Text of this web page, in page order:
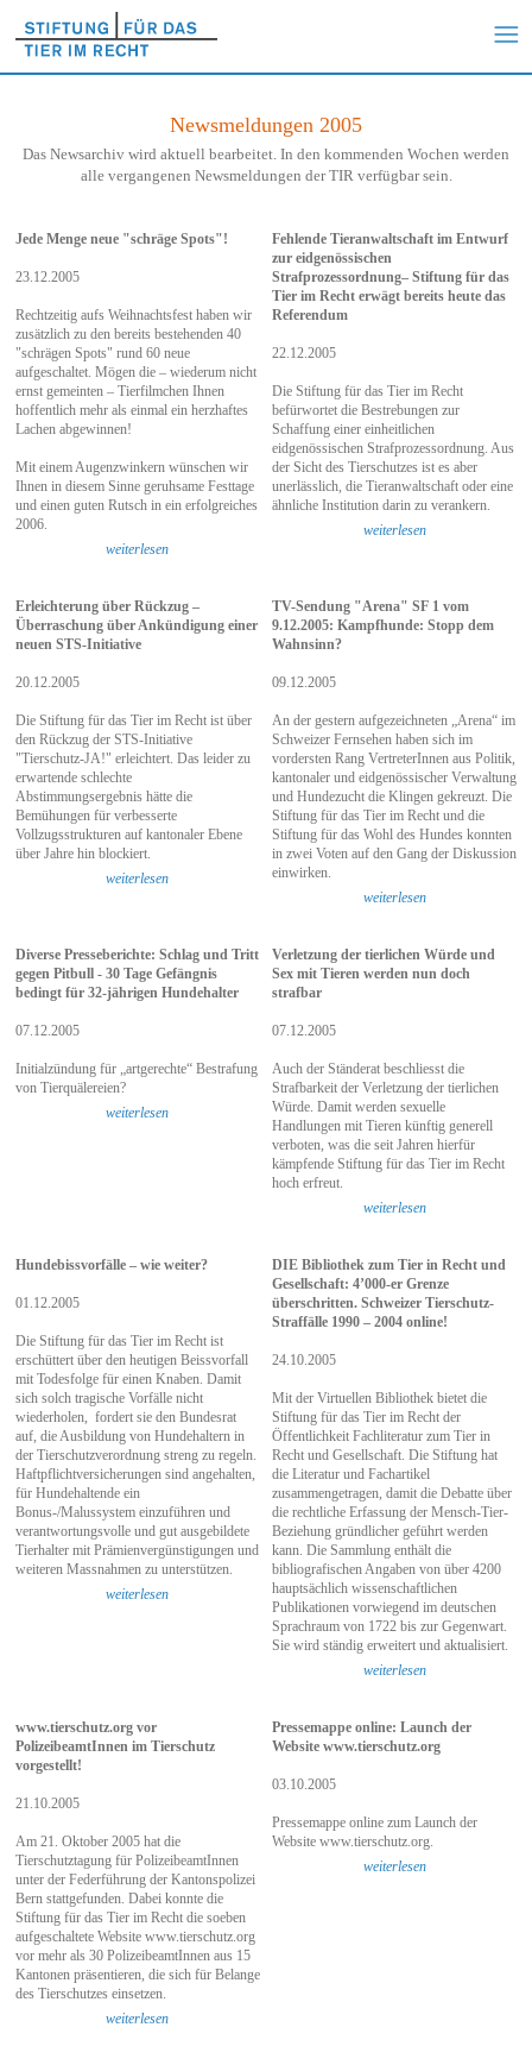
Newsmeldungen 2005
Das Newsarchiv wird aktuell bearbeitet. In den kommenden Wochen werden
alle vergangenen Newsmeldungen der TIR verfügbar sein.
Jede Menge neue "schräge Spots"!
23.12.2005
Rechtzeitig aufs Weihnachtsfest haben wir
zusätzlich zu den bereits bestehenden 40
"schrägen Spots" rund 60 neue
aufgeschaltet. Mögen die – wiederum nicht
ernst gemeinten – Tierfilmchen Ihnen
hoffentlich mehr als einmal ein herzhaftes
Lachen abgewinnen!
Mit einem Augenzwinkern wünschen wir
Ihnen in diesem Sinne geruhsame Festtage
und einen guten Rutsch in ein erfolgreiches
2006.
weiterlesen
Fehlende Tieranwaltschaft im Entwurf
zur eidgenössischen
Strafprozessordnung– Stiftung für das
Tier im Recht erwägt bereits heute das
Referendum
22.12.2005
Die Stiftung für das Tier im Recht
befürwortet die Bestrebungen zur
Schaffung einer einheitlichen
eidgenössischen Strafprozessordnung. Aus
der Sicht des Tierschutzes ist es aber
unerlässlich, die Tieranwaltschaft oder eine
ähnliche Institution darin zu verankern.
weiterlesen
Erleichterung über Rückzug –
Überraschung über Ankündigung einer
neuen STS-Initiative
20.12.2005
Die Stiftung für das Tier im Recht ist über
den Rückzug der STS-Initiative
"Tierschutz-JA!" erleichtert. Das leider zu
erwartende schlechte
Abstimmungsergebnis hätte die
Bemühungen für verbesserte
Vollzugsstrukturen auf kantonaler Ebene
über Jahre hin blockiert.
weiterlesen
TV-Sendung "Arena" SF 1 vom
9.12.2005: Kampfhunde: Stopp dem
Wahnsinn?
09.12.2005
An der gestern aufgezeichneten „Arena“ im
Schweizer Fernsehen haben sich im
vordersten Rang VertreterInnen aus Politik,
kantonaler und eidgenössischer Verwaltung
und Hundezucht die Klingen gekreuzt. Die
Stiftung für das Tier im Recht und die
Stiftung für das Wohl des Hundes konnten
in zwei Voten auf den Gang der Diskussion
einwirken.
weiterlesen
Diverse Presseberichte: Schlag und Tritt
gegen Pitbull - 30 Tage Gefängnis
bedingt für 32-jährigen Hundehalter
07.12.2005
Initialzündung für „artgerechte“ Bestrafung
von Tierquälereien?
weiterlesen
Verletzung der tierlichen Würde und
Sex mit Tieren werden nun doch
strafbar
07.12.2005
Auch der Ständerat beschliesst die
Strafbarkeit der Verletzung der tierlichen
Würde. Damit werden sexuelle
Handlungen mit Tieren künftig generell
verboten, was die seit Jahren hierfür
kämpfende Stiftung für das Tier im Recht
hoch erfreut.
weiterlesen
Hundebissvorfälle – wie weiter?
01.12.2005
Die Stiftung für das Tier im Recht ist
erschüttert über den heutigen Beissvorfall
mit Todesfolge für einen Knaben. Damit
sich solch tragische Vorfälle nicht
wiederholen, fordert sie den Bundesrat
auf, die Ausbildung von Hundehaltern in
der Tierschutzverordnung streng zu regeln.
Haftpflichtversicherungen sind angehalten,
für Hundehaltende ein
Bonus-/Malussystem einzuführen und
verantwortungsvolle und gut ausgebildete
Tierhalter mit Prämienvergünstigungen und
weiteren Massnahmen zu unterstützen.
weiterlesen
DIE Bibliothek zum Tier in Recht und
Gesellschaft: 4’000-er Grenze
überschritten. Schweizer Tierschutz-
Straffälle 1990 – 2004 online!
24.10.2005
Mit der Virtuellen Bibliothek bietet die
Stiftung für das Tier im Recht der
Öffentlichkeit Fachliteratur zum Tier in
Recht und Gesellschaft. Die Stiftung hat
die Literatur und Fachartikel
zusammengetragen, damit die Debatte über
die rechtliche Erfassung der Mensch-Tier-
Beziehung gründlicher geführt werden
kann. Die Sammlung enthält die
bibliografischen Angaben von über 4200
hauptsächlich wissenschaftlichen
Publikationen vorwiegend im deutschen
Sprachraum von 1722 bis zur Gegenwart.
Sie wird ständig erweitert und aktualisiert.
weiterlesen
www.tierschutz.org vor
PolizeibeamtInnen im Tierschutz
vorgestellt!
21.10.2005
Am 21. Oktober 2005 hat die
Tierschutztagung für PolizeibeamtInnen
unter der Federführung der Kantonspolizei
Bern stattgefunden. Dabei konnte die
Stiftung für das Tier im Recht die soeben
aufgeschaltete Website www.tierschutz.org
vor mehr als 30 PolizeibeamtInnen aus 15
Kantonen präsentieren, die sich für Belange
des Tierschutzes einsetzen.
weiterlesen
Pressemappe online: Launch der
Website www.tierschutz.org
03.10.2005
Pressemappe online zum Launch der
Website www.tierschutz.org.
weiterlesen